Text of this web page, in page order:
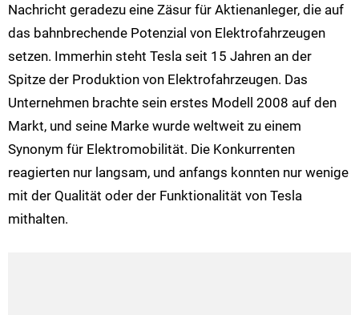
Nachricht geradezu eine Zäsur für Aktienanleger, die auf
das bahnbrechende Potenzial von Elektrofahrzeugen
setzen. Immerhin steht Tesla seit 15 Jahren an der
Spitze der Produktion von Elektrofahrzeugen. Das
Unternehmen brachte sein erstes Modell 2008 auf den
Markt, und seine Marke wurde weltweit zu einem
Synonym für Elektromobilität. Die Konkurrenten
reagierten nur langsam, und anfangs konnten nur wenige
mit der Qualität oder der Funktionalität von Tesla
mithalten.